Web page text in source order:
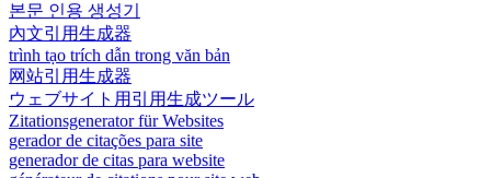
본문 인용 생성기
內文引用生成器
trình tạo trích dẫn trong văn bản
网站引用生成器
ウェブサイト用引用生成ツール
Zitationsgenerator für Websites
gerador de citações para site
generador de citas para website